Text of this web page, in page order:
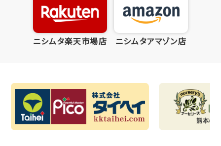
ニシムタ楽天市場店 ニシムタアマゾン店